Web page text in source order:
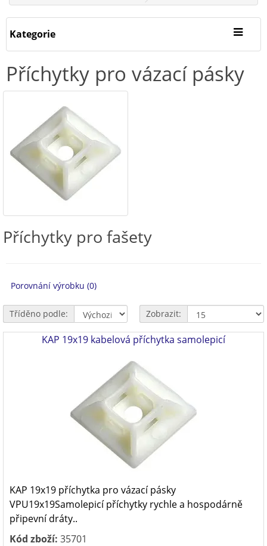
Kategorie
Příchytky pro vázací pásky
Příchytky pro fašety
Porovnání výrobku (0)
Tříděno podle: Zobrazit:
KAP 19x19 kabelová příchytka samolepicí
KAP 19x19 příchytka pro vázací pásky
VPU19x19Samolepicí příchytky rychle a hospodárně
připevní dráty..
Kód zboží: 35701